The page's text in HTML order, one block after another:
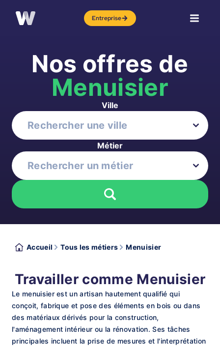
Entreprise
Nos offres de
Menuisier
Ville
Métier
Accueil Tous les métiers Menuisier
Travailler comme Menuisier
Le menuisier est un artisan hautement qualifié qui
conçoit, fabrique et pose des éléments en bois ou dans
des matériaux dérivés pour la construction,
l'aménagement intérieur ou la rénovation. Ses tâches
principales incluent la prise de mesures et l'interprétation